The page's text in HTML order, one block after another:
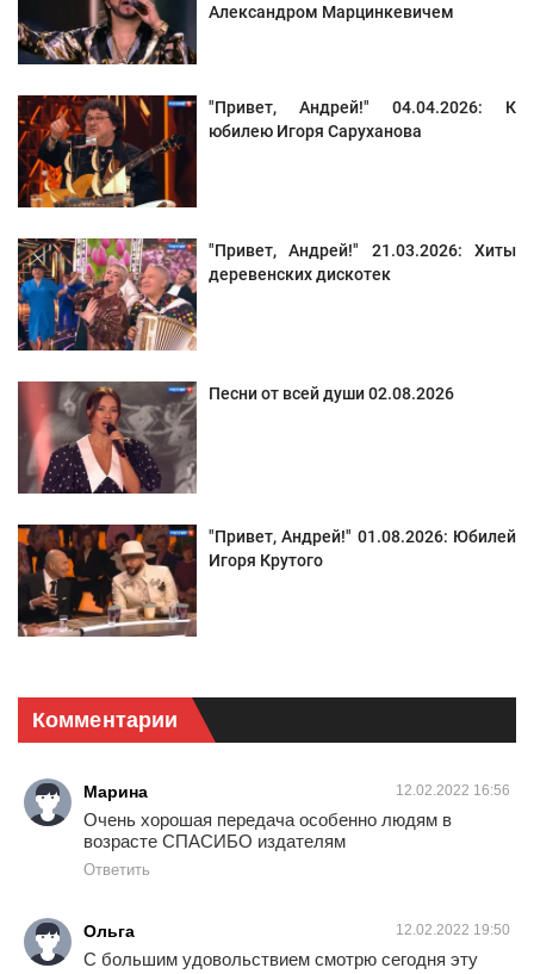
Александром Марцинкевичем
"Привет, Андрей!" 04.04.2026: К
юбилею Игоря Саруханова
"Привет, Андрей!" 21.03.2026: Хиты
деревенских дискотек
Песни от всей души 02.08.2026
"Привет, Андрей!" 01.08.2026: Юбилей
Игоря Крутого
Комментарии
Марина 12.02.2022 16:56
Очень хорошая передача особенно людям в
возрасте СПАСИБО издателям
Ответить
Ольга 12.02.2022 19:50
С большим удовольствием смотрю сегодня эту